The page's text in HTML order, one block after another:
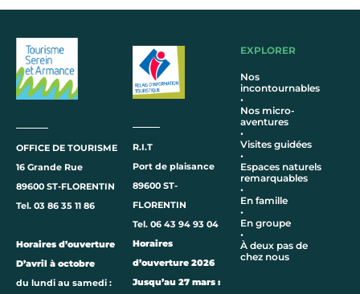
OFFICE DE TOURISME
16 Grande Rue
89600 ST-FLORENTIN
Tel. 03 86 35 11 86
Horaires d’ouverture
D’avril à octobre
du lundi au samedi :
R.I.T
Port de plaisance
89600 ST-
FLORENTIN
Tel. 06 43 94 93 04
Horaires
d’ouverture 2026
Jusqu’au 27 mars :
EXPLORER
Nos
incontournables
•
Nos micro-
aventures
•
Visites guidées
•
Espaces naturels
remarquables
•
En famille
•
En groupe
•
À deux pas de
chez nous